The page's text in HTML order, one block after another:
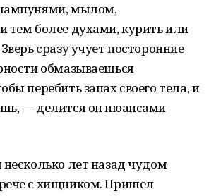
мылом,
тем более духами, курить или
сразу учует посторонние
обмазываешься
перебить запах своего тела, и
— делится он нюансами
лет назад чудом
с хищником. Пришел